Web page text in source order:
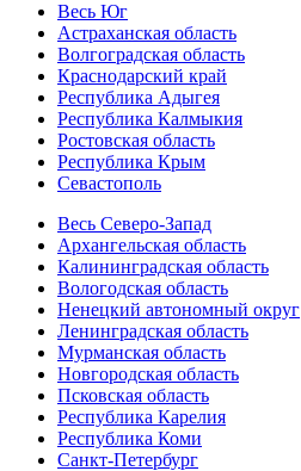
Весь Юг
Астраханская область
Волгоградская область
Краснодарский край
Республика Адыгея
Республика Калмыкия
Ростовская область
Республика Крым
Севастополь
Весь Северо-Запад
Архангельская область
Калининградская область
Вологодская область
Ненецкий автономный округ
Ленинградская область
Мурманская область
Новгородская область
Псковская область
Республика Карелия
Республика Коми
Санкт-Петербург